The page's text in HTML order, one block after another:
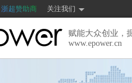
浙超赞助商 关注我们
赋能大众创业，
www.epower.cn